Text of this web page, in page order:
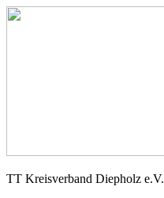
TT Kreisverband Diepholz e.V.